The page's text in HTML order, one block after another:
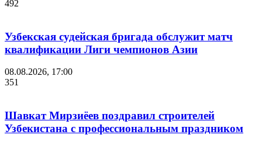
492
Узбекская судейская бригада обслужит матч
квалификации Лиги чемпионов Азии
08.08.2026, 17:00
351
Шавкат Мирзиёев поздравил строителей
Узбекистана с профессиональным праздником